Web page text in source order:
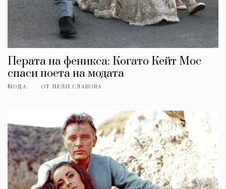
Перата на феникса: Когато Кейт Мос
спаси поета на модата
МОДА ОТ НЕЛИ СЛАВОВА